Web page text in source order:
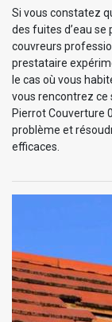
Si vous constatez
des fuites d’eau
couvreurs
prestataire
le cas où vous
vous rencontrez ce
Pierrot Couverture
problème et
efficaces.